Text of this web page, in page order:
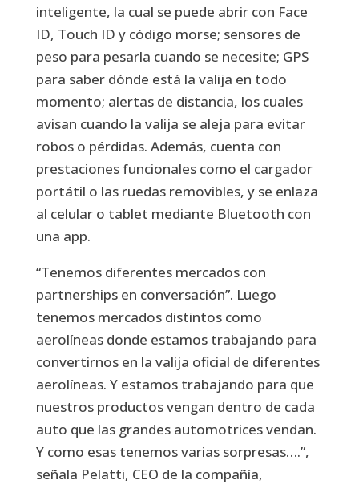
inteligente, la cual se puede abrir con Face
ID, Touch ID y código morse; sensores de
peso para pesarla cuando se necesite; GPS
para saber dónde está la valija en todo
momento; alertas de distancia, los cuales
avisan cuando la valija se aleja para evitar
robos o pérdidas. Además, cuenta con
prestaciones funcionales como el cargador
portátil o las ruedas removibles, y se enlaza
al celular o tablet mediante Bluetooth con
una app.
“Tenemos diferentes mercados con
partnerships en conversación”. Luego
tenemos mercados distintos como
aerolíneas donde estamos trabajando para
convertirnos en la valija oficial de diferentes
aerolíneas. Y estamos trabajando para que
nuestros productos vengan dentro de cada
auto que las grandes automotrices vendan.
Y como esas tenemos varias sorpresas….”,
señala Pelatti, CEO de la compañía,